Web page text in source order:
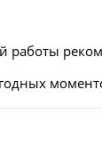
работы